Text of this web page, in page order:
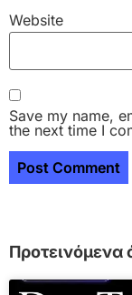
Website
Save my name,
the next time I
Προτεινόμενα